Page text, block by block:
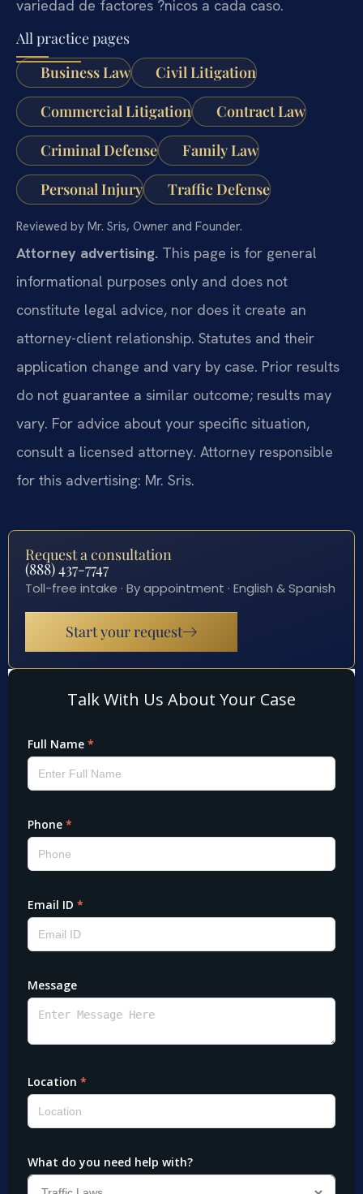
variedad de factores ?nicos a cada caso.
All practice pages
Business Law
Civil Litigation
Commercial Litigation Contract Law
Criminal Defense Family Law
Personal Injury Traffic Defense
Reviewed by Mr. Sris, Owner and Founder.
Attorney advertising. This page is for general
informational purposes only and does not
constitute legal advice, nor does it create an
attorney-client relationship. Statutes and their
application change and vary by case. Prior results
do not guarantee a similar outcome; results may
vary. For advice about your specific situation,
consult a licensed attorney. Attorney responsible
for this advertising: Mr. Sris.
Request a consultation
(888) 437-7747
Toll-free intake · By appointment · English & Spanish
Start your request